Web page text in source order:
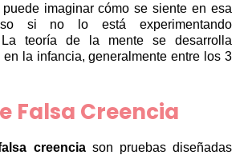
imaginar cómo se siente en esa
si no lo está experimentando
La teoría de la mente se desarrolla
en la infancia, generalmente entre los 3
Falsa Creencia
creenciason pruebas diseñadas